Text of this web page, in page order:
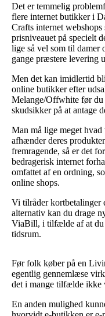
Det er temmelig
flere internet butikker i
Crafts internet
prisniveauet på specielt
lige så vel som til damer
gange præstere levering
Men det kan imidlertid
online butikker efter
Melange/Offwhite før du
skudsikker på at antage
Man må lige meget
afhænder deres
fremragende, så er det
bedragerisk internet
omfattet af en ordning,
online shops.
Vi tilråder kortbetalinger
alternativ kan du drage
ViaBill, i tilfælde af at du
tidsrum.
Før folk køber på en
egentlig gennemlæse
det i mange tilfælde ikke
En anden mulighed